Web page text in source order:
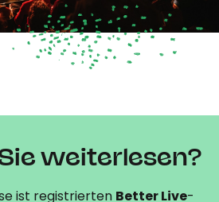
weiterlesen?
ist registrierten Better Live-